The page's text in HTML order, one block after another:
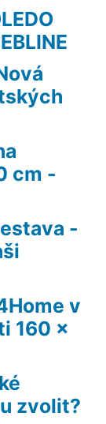
cm -
-
v
160 x
zvolit?